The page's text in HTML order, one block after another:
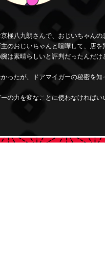
極八九朗さんで、おじいちゃんの
主のおじいちゃんと喧嘩して、店
は素晴らしいと評判だったんだ
ったが、ドアマイガーの秘密を
ーの力を変なことに使わなければい